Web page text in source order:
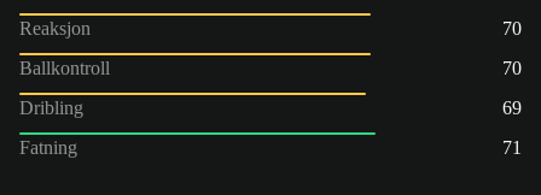
Reaksjon
70
Ballkontroll
70
Dribling
69
Fatning
71